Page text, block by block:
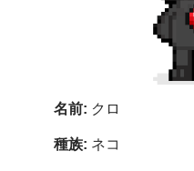
名前: クロ
種族: ネコ